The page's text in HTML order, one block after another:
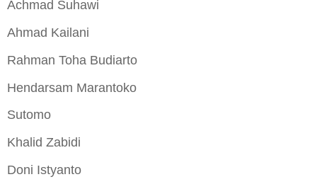
Achmad Suhawi
Ahmad Kailani
Rahman Toha Budiarto
Hendarsam Marantoko
Sutomo
Khalid Zabidi
Doni Istyanto